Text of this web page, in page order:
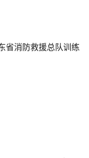
省消防救援总队训练